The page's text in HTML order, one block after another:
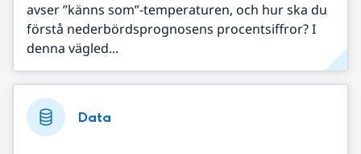
avser ”känns som”-temperaturen, och hur ska du
förstå nederbördsprognosens procentsiffror? I
denna vägled...
Data